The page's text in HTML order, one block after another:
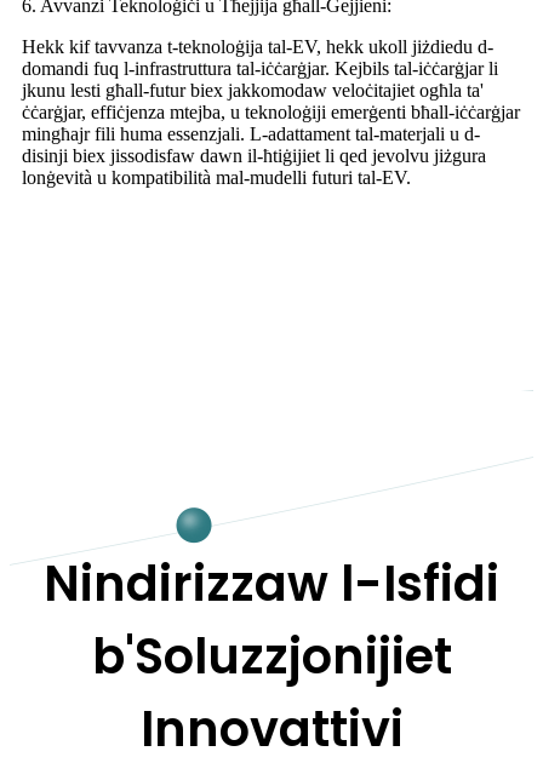
6. Avvanzi Teknoloġiċi u Tħejjija għall-Ġejjieni:
Hekk kif tavvanza t-teknoloġija tal-EV, hekk ukoll jiżdiedu d-
domandi fuq l-infrastruttura tal-iċċarġjar. Kejbils tal-iċċarġjar li
jkunu lesti għall-futur biex jakkomodaw veloċitajiet ogħla ta'
ċċarġjar, effiċjenza mtejba, u teknoloġiji emerġenti bħall-iċċarġjar
mingħajr fili huma essenzjali. L-adattament tal-materjali u d-
disinji biex jissodisfaw dawn il-ħtiġijiet li qed jevolvu jiżgura
lonġevità u kompatibilità mal-mudelli futuri tal-EV.
Nindirizzaw l-Isfidi
b'Soluzzjonijiet
Innovattivi